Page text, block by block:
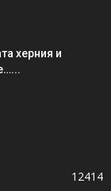
херния и
12414